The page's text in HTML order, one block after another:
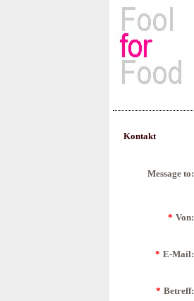
Kontakt
Message to:
* Von:
* E-Mail:
* Betreff: